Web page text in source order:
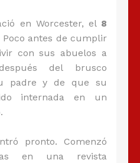
en Worcester, el 8
Poco antes de cumplir
con sus abuelos a
del brusco
padre y de que su
internada en un
pronto. Comenzó
en una revista